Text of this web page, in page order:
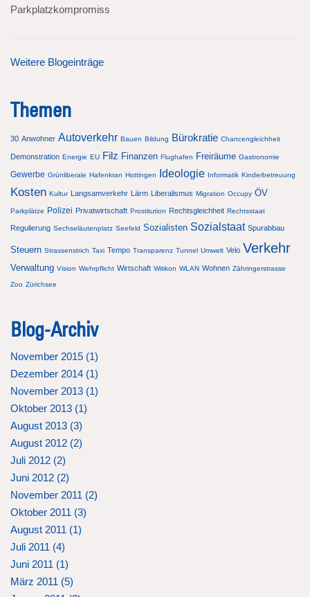
Parkplatzkompromiss
Weitere Blogeinträge
Themen
30 Anwohner Autoverkehr Bauen Bildung Bürokratie Chancengleichheit
Demonstration Energie EU Filz Finanzen Flughafen Freiräume Gastronomie
Gewerbe Grünliberale Hafenkran Hottingen Ideologie Informatik Kinderbetreuung
Kosten Kultur Langsamverkehr Lärm Liberalismus Migration Occupy ÖV
Parkplätze Polizei Privatwirtschaft Prostitution Rechtsgleichheit Rechtsstaat
Regulierung Sechseläutenplatz Seefeld Sozialisten Sozialstaat Spurabbau
Steuern Strassenstrich Taxi Tempo Transparenz Tunnel Umwelt Velo Verkehr
Verwaltung Vision Wehrpflicht Wirtschaft Witikon WLAN Wohnen Zähringerstrasse
Zoo Zürichsee
Blog-Archiv
November 2015 (1)
Dezember 2014 (1)
November 2013 (1)
Oktober 2013 (1)
August 2013 (3)
August 2012 (2)
Juli 2012 (2)
Juni 2012 (2)
November 2011 (2)
Oktober 2011 (3)
August 2011 (1)
Juli 2011 (4)
Juni 2011 (1)
März 2011 (5)